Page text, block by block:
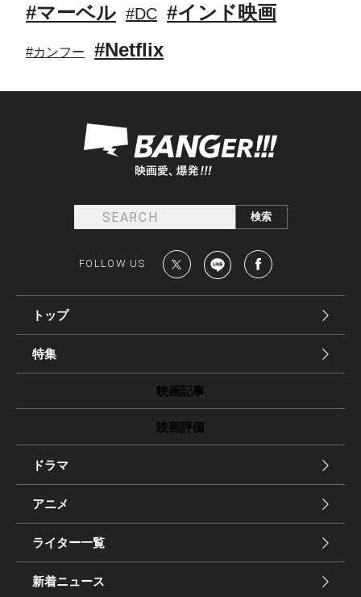
#マーベル #DC #インド映画
#カンフー #Netflix
FOLLOW US
トップ
特集
映画記事
映画評価
ドラマ
アニメ
ライター一覧
新着ニュース